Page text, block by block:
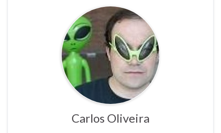
Carlos Oliveira